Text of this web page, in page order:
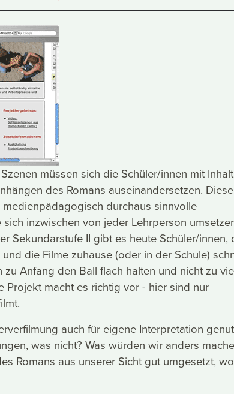
müssen sich die Schüler/innen mit
des Romans auseinandersetzen. Diese
durchaus sinnvolle
inzwischen von jeder Lehrperson
Sekundarstufe II gibt es heute Schüler/innen,
die Filme zuhause (oder in der Schule)
Anfang den Ball flach halten und nicht zu
Projekt macht es richtig vor - hier sind nur
auch für eigene Interpretation
was nicht? Was würden wir anders
Romans aus unserer Sicht gut umgesetzt, wo